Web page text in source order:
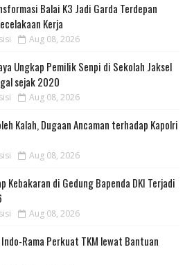
Balai K3 Jadi Garda Terdepan
Kerja
Aug 08, 2026
Ungkap Pemilik Senpi di Sekolah Jaksel
sejak 2020
Aug 08, 2026
Kalah, Dugaan Ancaman terhadap Kapolri
Aug 08, 2026
Kebakaran di Gedung Bapenda DKI Terjadi
Aug 08, 2026
Rama Perkuat TKM lewat Bantuan